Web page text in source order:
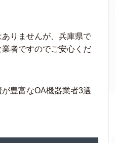
りませんが、兵庫県で
者ですのでご安心くだ
豊富なOA機器業者3選